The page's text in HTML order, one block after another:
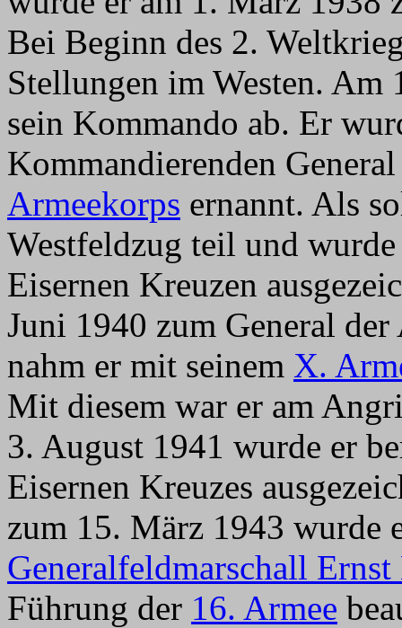
Bei Beginn des 2.
Stellungen im Westen. Am
sein Kommando ab. Er
Kommandierenden
Armeekorps ernannt. Als
Westfeldzug teil und
Eisernen Kreuzen
Juni 1940 zum General
nahm er mit seinem X.
Mit diesem war er am
3. August 1941 wurde er
Eisernen Kreuzes
zum 15. März 1943 wurde
Generalfeldmarschall Ernst
Führung der 16. Armee